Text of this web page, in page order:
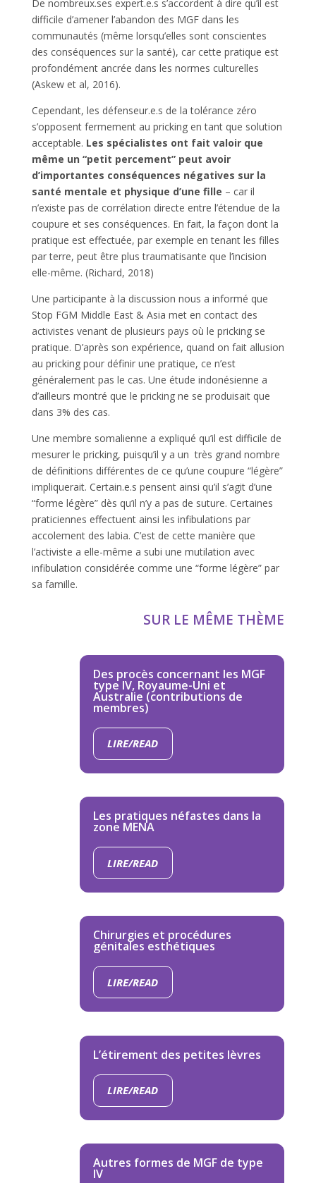
De nombreux.ses expert.e.s s’accordent à dire qu’il est
difficile d’amener l’abandon des MGF dans les
communautés (même lorsqu’elles sont conscientes
des conséquences sur la santé), car cette pratique est
profondément ancrée dans les normes culturelles
(Askew et al, 2016).
Cependant, les défenseur.e.s de la tolérance zéro
s’opposent fermement au pricking en tant que solution
acceptable. Les spécialistes ont fait valoir que
même un “petit percement” peut avoir
d’importantes conséquences négatives sur la
santé mentale et physique d’une fille – car il
n’existe pas de corrélation directe entre l’étendue de la
coupure et ses conséquences. En fait, la façon dont la
pratique est effectuée, par exemple en tenant les filles
par terre, peut être plus traumatisante que l’incision
elle-même. (Richard, 2018)
Une participante à la discussion nous a informé que
Stop FGM Middle East & Asia met en contact des
activistes venant de plusieurs pays où le pricking se
pratique. D’après son expérience, quand on fait allusion
au pricking pour définir une pratique, ce n’est
généralement pas le cas. Une étude indonésienne a
d’ailleurs montré que le pricking ne se produisait que
dans 3% des cas.
Une membre somalienne a expliqué qu’il est difficile de
mesurer le pricking, puisqu’il y a un très grand nombre
de définitions différentes de ce qu’une coupure “légère”
impliquerait. Certain.e.s pensent ainsi qu’il s’agit d’une
“forme légère” dès qu’il n’y a pas de suture. Certaines
praticiennes effectuent ainsi les infibulations par
accolement des labia. C’est de cette manière que
l’activiste a elle-même a subi une mutilation avec
infibulation considérée comme une “forme légère” par
sa famille.
SUR LE MÊME THÈME
Des procès concernant les MGF
type IV, Royaume-Uni et
Australie (contributions de
membres)
LIRE/READ
Les pratiques néfastes dans la
zone MENA
LIRE/READ
Chirurgies et procédures
génitales esthétiques
LIRE/READ
L’étirement des petites lèvres
LIRE/READ
Autres formes de MGF de type
IV